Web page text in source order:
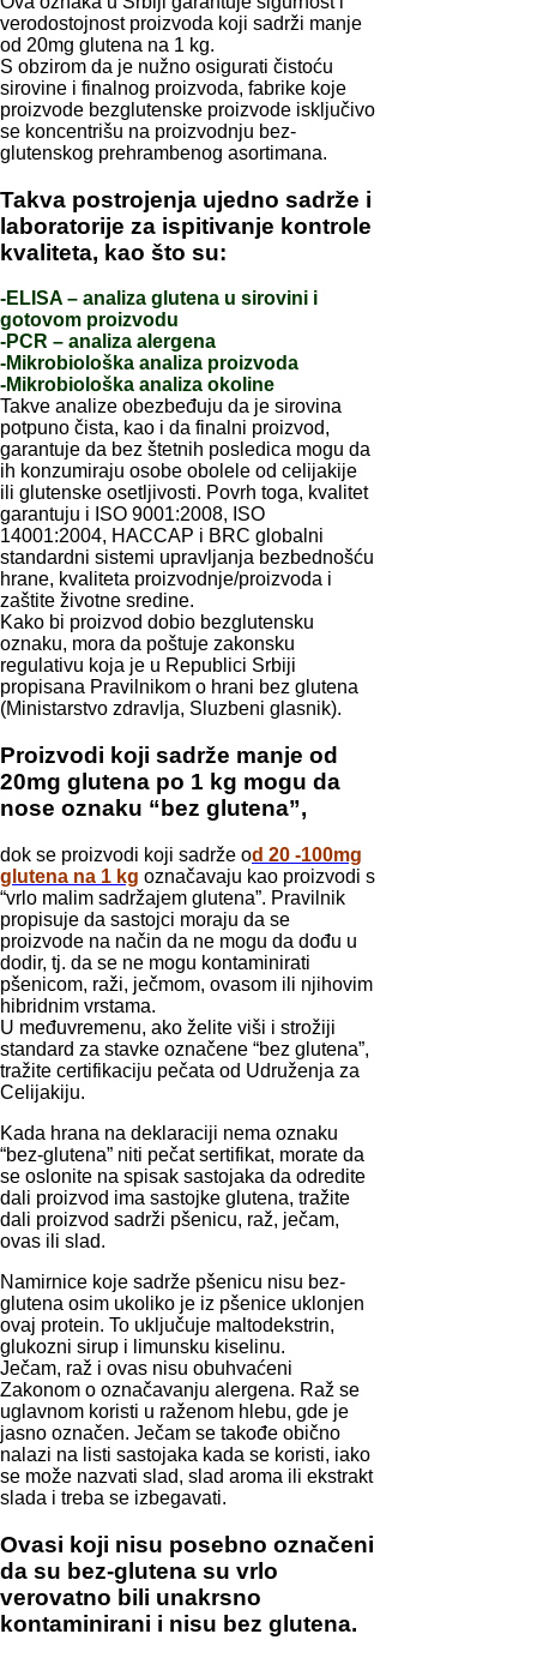
verodostojnost proizvoda koji sadrži manje
od 20mg glutena na 1 kg.
S obzirom da je nužno osigurati čistoću
sirovine i finalnog proizvoda, fabrike koje
proizvode bezglutenske proizvode isključivo
se koncentrišu na proizvodnju bez-
glutenskog prehrambenog asortimana.
Takva postrojenja ujedno sadrže i
laboratorije za ispitivanje kontrole
kvaliteta, kao što su:
-ELISA – analiza glutena u sirovini i
gotovom proizvodu
-PCR – analiza alergena
-Mikrobiološka analiza proizvoda
-Mikrobiološka analiza okoline
Takve analize obezbeđuju da je sirovina
potpuno čista, kao i da finalni proizvod,
garantuje da bez štetnih posledica mogu da
ih konzumiraju osobe obolele od celijakije
ili glutenske osetljivosti. Povrh toga, kvalitet
garantuju i ISO 9001:2008, ISO
14001:2004, HACCAP i BRC globalni
standardni sistemi upravljanja bezbednošću
hrane, kvaliteta proizvodnje/proizvoda i
zaštite životne sredine.
Kako bi proizvod dobio bezglutensku
oznaku, mora da poštuje zakonsku
regulativu koja je u Republici Srbiji
propisana Pravilnikom o hrani bez glutena
(Ministarstvo zdravlja, Sluzbeni glasnik).
Proizvodi koji sadrže manje od
20mg glutena po 1 kg mogu da
nose oznaku “bez glutena”,
dok se proizvodi koji sadrže od 20 -100mg
glutena na 1 kg označavaju kao proizvodi s
“vrlo malim sadržajem glutena”. Pravilnik
propisuje da sastojci moraju da se
proizvode na način da ne mogu da dođu u
dodir, tj. da se ne mogu kontaminirati
pšenicom, raži, ječmom, ovasom ili njihovim
hibridnim vrstama.
U međuvremenu, ako želite viši i strožiji
standard za stavke označene “bez glutena”,
tražite certifikaciju pečata od Udruženja za
Celijakiju.
Kada hrana na deklaraciji nema oznaku
“bez-glutena” niti pečat sertifikat, morate da
se oslonite na spisak sastojaka da odredite
dali proizvod ima sastojke glutena, tražite
dali proizvod sadrži pšenicu, raž, ječam,
ovas ili slad.
Namirnice koje sadrže pšenicu nisu bez-
glutena osim ukoliko je iz pšenice uklonjen
ovaj protein. To uključuje maltodekstrin,
glukozni sirup i limunsku kiselinu.
Ječam, raž i ovas nisu obuhvaćeni
Zakonom o označavanju alergena. Raž se
uglavnom koristi u raženom hlebu, gde je
jasno označen. Ječam se takođe obično
nalazi na listi sastojaka kada se koristi, iako
se može nazvati slad, slad aroma ili ekstrakt
slada i treba se izbegavati.
Ovasi koji nisu posebno označeni
da su bez-glutena su vrlo
verovatno bili unakrsno
kontaminirani i nisu bez glutena.